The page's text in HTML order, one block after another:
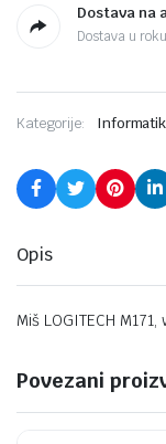
Dostava na
Dostava u
Kategorije:
Opis
Miš LOGITECH
Povezani